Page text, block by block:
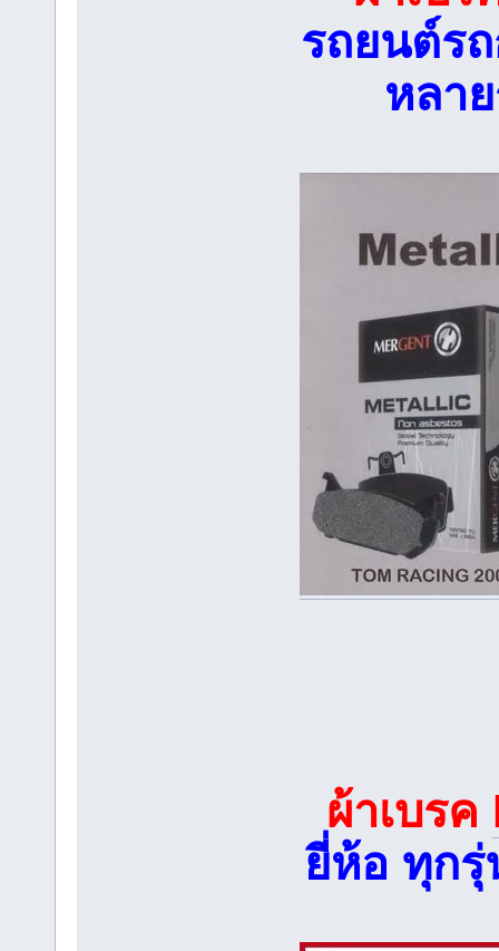
รถยนต์ร
หลา
ผ้าเบรค
ยี่ห้อ ทุกรุ่